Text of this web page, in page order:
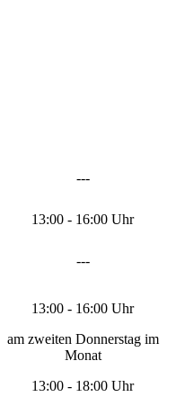
---
13:00 - 16:00 Uhr
---
13:00 - 16:00 Uhr
am zweiten Donnerstag im
Monat
13:00 - 18:00 Uhr